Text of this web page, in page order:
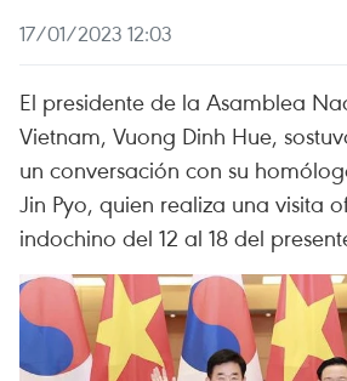
17/01/2023 12:03
El presidente de la Asamblea
Vietnam, Vuong Dinh Hue,
un conversación con su
Jin Pyo, quien realiza una visita
indochino del 12 al 18 del